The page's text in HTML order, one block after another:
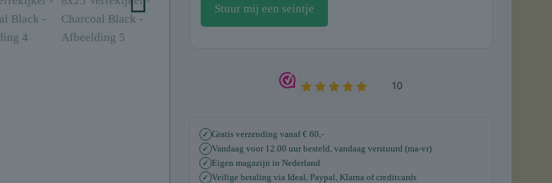
Stuur mij een seintje
✓ Gratis verzending vanaf € 60,-
✓ Vandaag voor 12.00 uur besteld, vandaag verstuurd (ma-vr)
✓ Eigen magazijn in Nederland
✓ Veilige betaling via Ideal, Paypal, Klarna of creditcards